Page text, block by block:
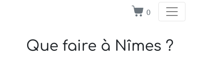
0
Que faire à Nîmes ?